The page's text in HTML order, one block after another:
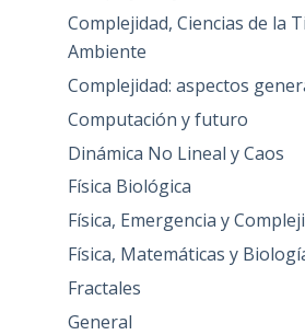
Complejidad, Ciencias de la
Ambiente
Complejidad: aspectos
Computación y futuro
Dinámica No Lineal y Caos
Física Biológica
Física, Emergencia y
Física, Matemáticas y
Fractales
General